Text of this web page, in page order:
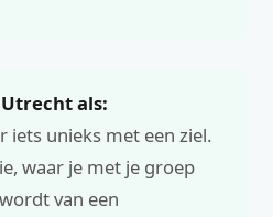
als:
iets unieks met een ziel.
waar je met je groep
van een